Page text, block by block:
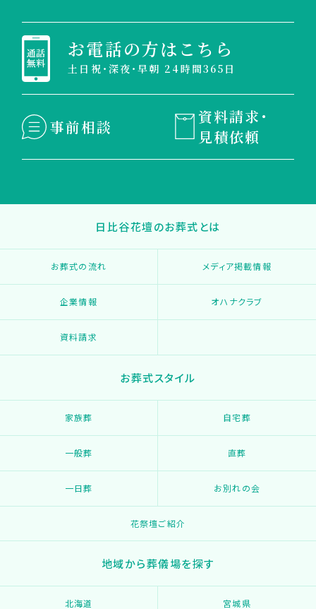
お電話の方はこちら
土日祝・深夜・早朝 24時間365日
事前相談
資料請求・
見積依頼
日比谷花壇のお葬式とは
お葬式の流れ メディア掲載情報
企業情報 オハナクラブ
資料請求
お葬式スタイル
家族葬 自宅葬
一般葬 直葬
一日葬 お別れの会
花祭壇ご紹介
地域から葬儀場を探す
北海道 宮城県